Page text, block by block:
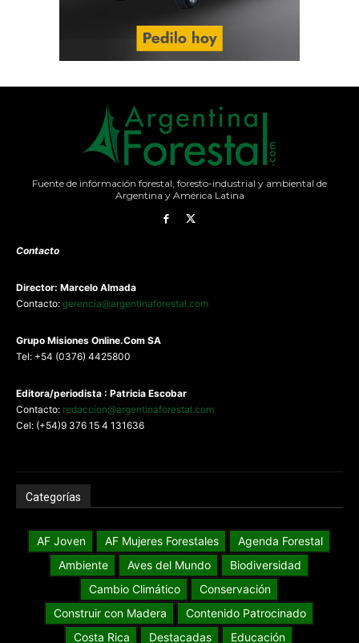
Fuente de información forestal, foresto-industrial y ambiental de
Argentina y América Latina
Contacto
Director: Marcelo Almada
Contacto: gerencia@argentinaforestal.com
Grupo Misiones Online.Com SA
Tel: +54 (0376) 4425800
Editora/periodista : Patricia Escobar
Contacto: redaccion@argentinaforestal.com
Cel: (+54)9 376 15 4 131636
Categorías
AF Joven AF Mujeres Forestales
Agenda Forestal
Ambiente
Aves del Mundo
Biodiversidad
Cambio Climático
Conservación
Construir con Madera
Contenido Patrocinado
Costa Rica
Destacadas
Educación